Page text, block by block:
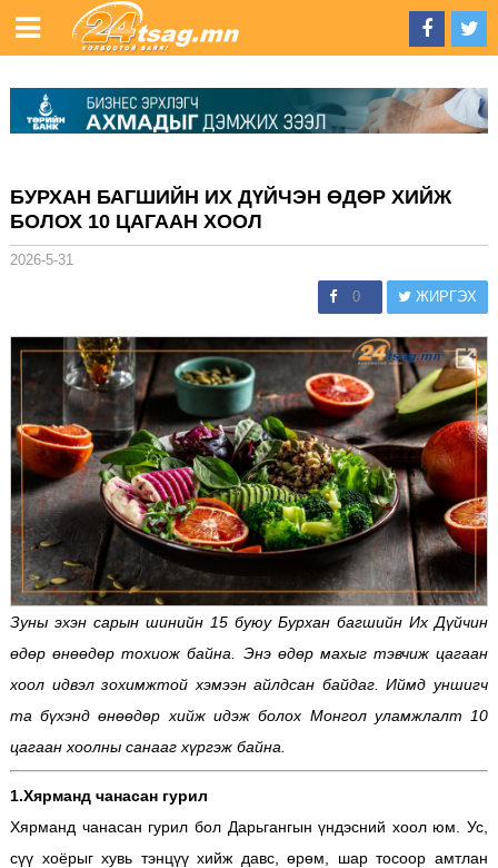
БУРХАН БАГШИЙН ИХ ДҮЙЧЭН ӨДӨР ХИЙЖ
БОЛОХ 10 ЦАГААН ХООЛ
2026-5-31
0 ЖИРГЭХ
Зуны эхэн сарын шинийн 15 буюу Бурхан багшийн Их Дүйчин
өдөр өнөөдөр тохиож байна. Энэ өдөр махыг тэвчиж цагаан
хоол идвэл зохимжтой хэмээн айлдсан байдаг. Иймд уншигч
та бүхэнд өнөөдөр хийж идэж болох Монгол уламжлалт 10
цагаан хоолны санааг хүргэж байна.
1.Хярманд чанасан гурил
Хярманд чанасан гурил бол Дарьгангын үндэсний хоол юм. Ус,
сүү хоёрыг хувь тэнцүү хийж давс, өрөм, шар тосоор амтлан